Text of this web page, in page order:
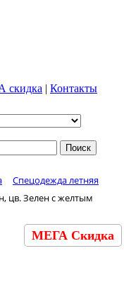
скидка | Контакты
Спецодежда летняя
цв. Зелен с желтым
МЕГА Скидка